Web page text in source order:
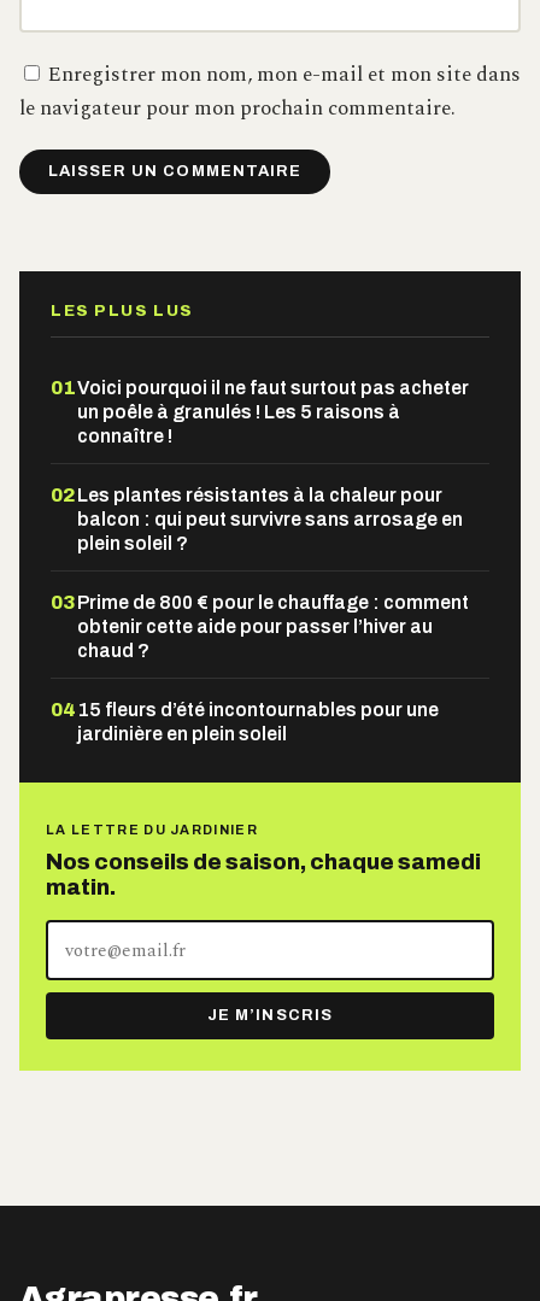
Enregistrer mon nom, mon e-mail et mon site dans
le navigateur pour mon prochain commentaire.
LES PLUS LUS
01Voici pourquoi il ne faut surtout pas acheter
un poêle à granulés ! Les 5 raisons à
connaître !
02 Les plantes résistantes à la chaleur pour
balcon : qui peut survivre sans arrosage en
plein soleil ?
03 Prime de 800 € pour le chauffage : comment
obtenir cette aide pour passer l’hiver au
chaud ?
04 15 fleurs d’été incontournables pour une
jardinière en plein soleil
LA LETTRE DU JARDINIER
Nos conseils de saison, chaque samedi
matin.
adresse
e-
mail
JE M’INSCRIS